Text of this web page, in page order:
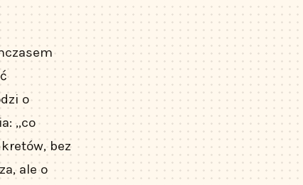
o
„co
bez
ale o